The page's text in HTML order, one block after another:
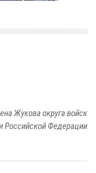
Жукова округа войск
Российской Федерации